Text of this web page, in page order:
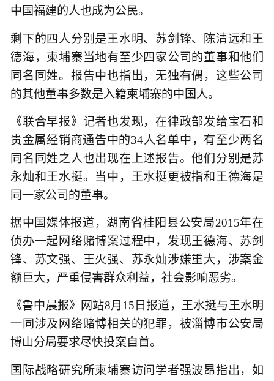
中国福建的人也成为公民。
剩下的四人分别是王水明、苏剑锋、陈清远和王
德海，柬埔寨当地有至少四家公司的董事和他们
同名同姓。报告中也指出，无独有偶，这些公司
的其他董事多数是入籍柬埔寨的中国人。
《联合早报》记者也发现，在律政部发给宝石和
贵金属经销商通告中的34人名单中，有至少两名
同名同姓之人也出现在上述报告。他们分别是苏
永灿和王水挺。当中，王水挺更被指和王德海是
同一家公司的董事。
据中国媒体报道，湖南省桂阳县公安局2015年在
侦办一起网络赌博案过程中，发现王德海、苏剑
锋、苏文强、王火强、苏永灿涉嫌重大，涉案金
额巨大，严重侵害群众利益，社会影响恶劣。
《鲁中晨报》网站8月15日报道，王水挺与王水明
一同涉及网络赌博相关的犯罪，被淄博市公安局
博山分局要求尽快投案自首。
国际战略研究所柬埔寨访问学者强波昂指出，如